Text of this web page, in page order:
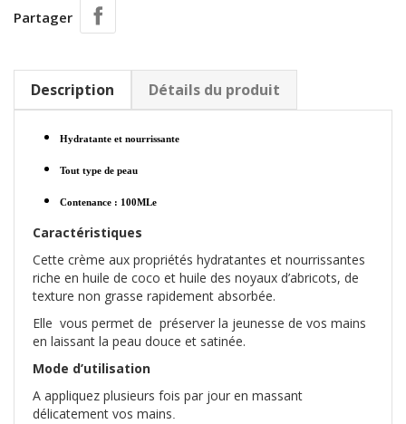
Partager
Description Détails du produit
Hydratante et nourrissante
Tout type de peau
Contenance : 100MLe
Caractéristiques
Cette crème aux propriétés hydratantes et nourrissantes
riche en huile de coco et huile des noyaux d’abricots, de
texture non grasse rapidement absorbée.
Elle vous permet de préserver la jeunesse de vos mains
en laissant la peau douce et satinée.
Mode d’utilisation
A appliquez plusieurs fois par jour en massant
délicatement vos mains.